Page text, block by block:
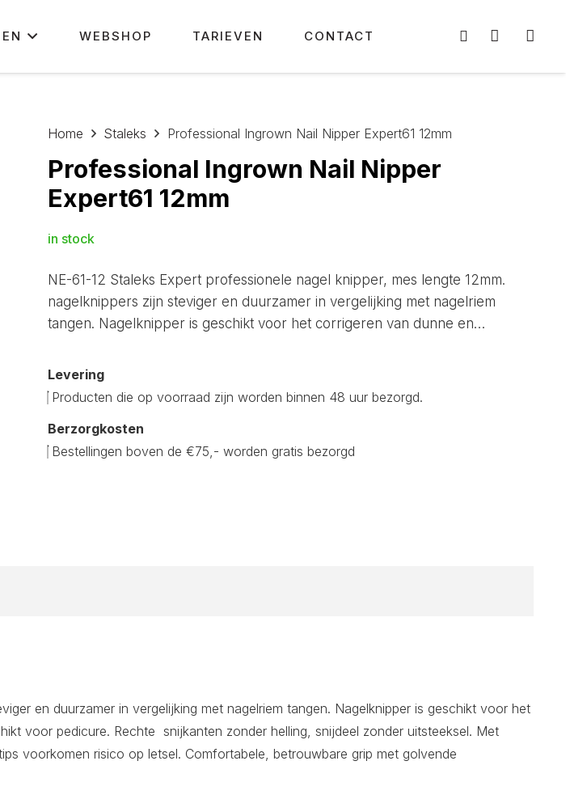
WEBSHOP TARIEVEN CONTACT
Home Staleks Professional Ingrown Nail Nipper Expert61 12mm
Professional Ingrown Nail Nipper
Expert61 12mm
in stock
NE-61-12 Staleks Expert professionele nagel knipper, mes lengte 12mm.
nagelknippers zijn steviger en duurzamer in vergelijking met nagelriem
tangen. Nagelknipper is geschikt voor het corrigeren van dunne en…
Levering
Producten die op voorraad zijn worden binnen 48 uur bezorgd.
Berzorgkosten
Bestellingen boven de €75,- worden gratis bezorgd
en duurzamer in vergelijking met nagelriem tangen. Nagelknipper is geschikt voor het
voor pedicure. Rechte snijkanten zonder helling, snijdeel zonder uitsteeksel. Met
voorkomen risico op letsel. Comfortabele, betrouwbare grip met golvende